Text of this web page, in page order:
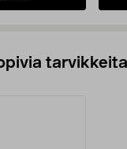
tarvikkeita